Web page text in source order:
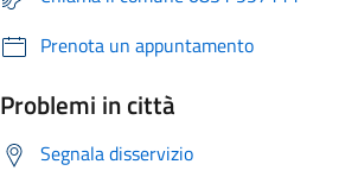
Prenota un appuntamento
Problemi in città
Segnala disservizio